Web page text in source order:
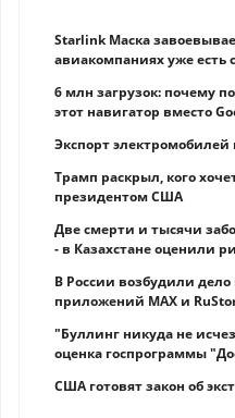
Starlink Маска
авиакомпаниях уже есть
6 млн загрузок: почему
этот навигатор вместо
Экспорт электромобилей
Трамп раскрыл, кого
президентом США
Две смерти и тысячи
- в Казахстане оценили
В России возбудили
приложений MAX и
"Буллинг никуда не
оценка госпрограммы
США готовят закон об